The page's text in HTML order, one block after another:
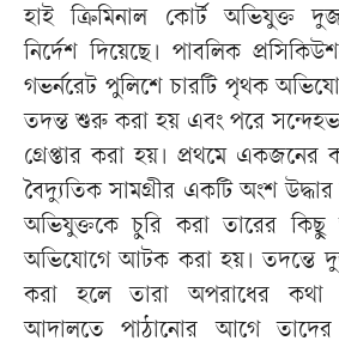
হাই ক্রিমিনাল কোর্ট অভিযুক্ত
নির্দেশ দিয়েছে। পাবলিক
গভর্নরেট পুলিশে চারটি পৃথক
তদন্ত শুরু করা হয় এবং পরে
গ্রেপ্তার করা হয়। প্রথমে একজনের
বৈদ্যুতিক সামগ্রীর একটি অংশ
অভিযুক্তকে চুরি করা তারের কিছু
অভিযোগে আটক করা হয়। তদন্তে
করা হলে তারা অপরাধের কথা
আদালতে পাঠানোর আগে তাদের